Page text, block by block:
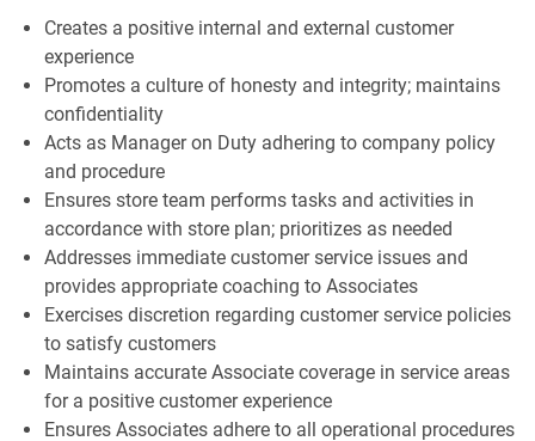
Creates a positive internal and external customer
experience
Promotes a culture of honesty and integrity; maintains
confidentiality
Acts as Manager on Duty adhering to company policy
and procedure
Ensures store team performs tasks and activities in
accordance with store plan; prioritizes as needed
Addresses immediate customer service issues and
provides appropriate coaching to Associates
Exercises discretion regarding customer service policies
to satisfy customers
Maintains accurate Associate coverage in service areas
for a positive customer experience
Ensures Associates adhere to all operational procedures